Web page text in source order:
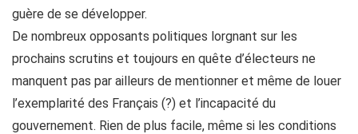
guère de se développer.
De nombreux opposants politiques lorgnant sur les
prochains scrutins et toujours en quête d’électeurs ne
manquent pas par ailleurs de mentionner et même de louer
l’exemplarité des Français (?) et l’incapacité du
gouvernement. Rien de plus facile, même si les conditions